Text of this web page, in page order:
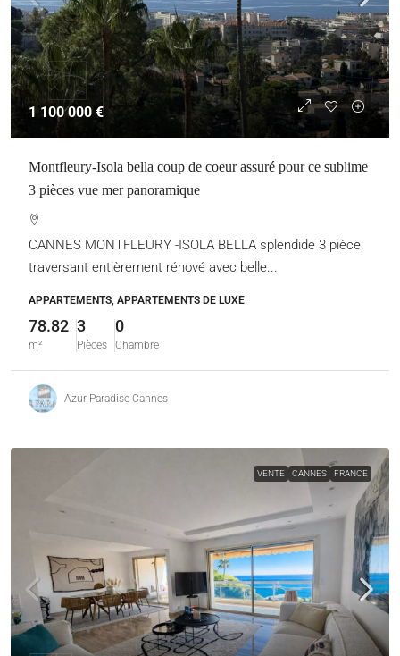
1 100 000 €
Montfleury-Isola bella coup de coeur assuré pour ce sublime
3 pièces vue mer panoramique
CANNES MONTFLEURY -ISOLA BELLA splendide 3 pièce
traversant entièrement rénové avec belle...
APPARTEMENTS, APPARTEMENTS DE LUXE
78.82
m²
3
Pièces
0
Chambre
Azur Paradise Cannes
VENTE CANNES FRANCE